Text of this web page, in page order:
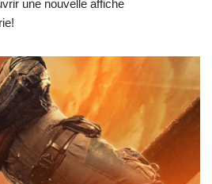
une nouvelle affiche